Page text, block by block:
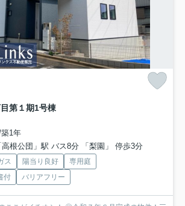
第１期1号棟
1年
根公団」駅 バス8分 「梨園」 停歩3分
ス 陽当り良好
専用庭
付
バリアフリー